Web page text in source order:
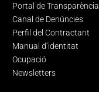
Portal de Transparència
Canal de Denúncies
Perfil del Contractant
Manual d’identitat
Ocupació
Newsletters